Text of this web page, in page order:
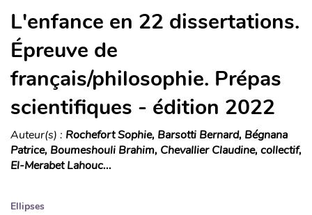
L'enfance en 22 dissertations.
Épreuve de
français/philosophie. Prépas
scientifiques - édition 2022
Auteur(s) : Rochefort Sophie, Barsotti Bernard, Bégnana
Patrice, Boumeshouli Brahim, Chevallier Claudine, collectif,
El-Merabet Lahouc...
Ellipses